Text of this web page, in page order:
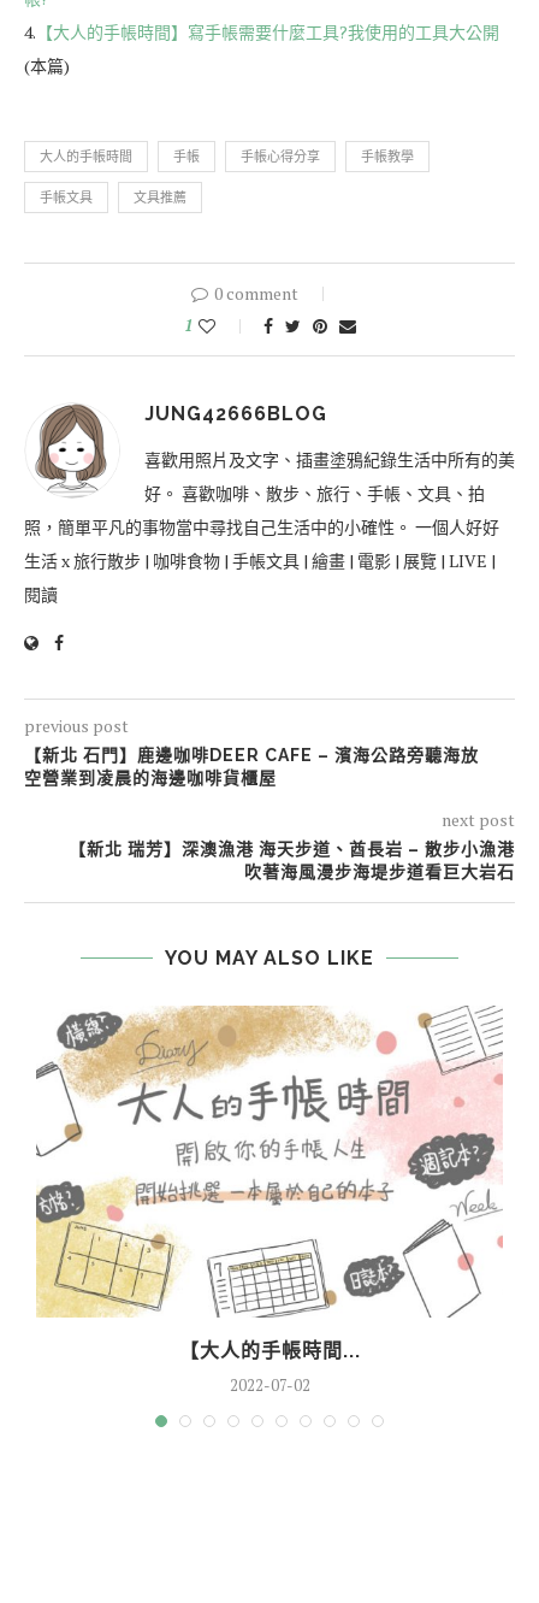
4. 【大人的手帳時間】寫手帳需要什麼工具?我使用的工具大公開
(本篇)
大人的手帳時間 手帳 手帳心得分享 手帳教學
手帳文具 文具推薦
0 comment
1
JUNG42666BLOG
喜歡用照片及文字、插畫塗鴉紀錄生活中所有的美
好。 喜歡咖啡、散步、旅行、手帳、文具、拍
照，簡單平凡的事物當中尋找自己生活中的小確性。 一個人好好
生活 x 旅行散步 | 咖啡食物 | 手帳文具 | 繪畫 | 電影 | 展覽 | LIVE |
閱讀
previous post
【新北 石門】鹿邊咖啡DEER CAFE – 濱海公路旁聽海放
空營業到凌晨的海邊咖啡貨櫃屋
next post
【新北 瑞芳】深澳漁港 海天步道、酋長岩 – 散步小漁港
吹著海風漫步海堤步道看巨大岩石
YOU MAY ALSO LIKE
【大人的手帳時間...
2022-07-02